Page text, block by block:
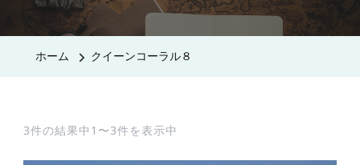
ホーム クイーンコーラル８
3件の結果中1〜3件を表示中